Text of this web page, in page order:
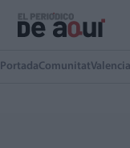
PortadaComunitatValencia